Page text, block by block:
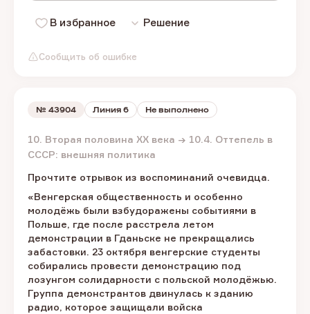
Сообщить об ошибке
В избранное Решение
№ 43904 Линия 6 Не выполнено
10. Вторая половина XX века → 10.4. Оттепель в
СССР: внешняя политика
Прочтите отрывок из воспоминаний очевидца.
«Венгерская общественность и особенно
молодёжь были взбудоражены событиями в
Польше, где после расстрела летом
демонстрации в Гданьске не прекращались
забастовки. 23 октября венгерские студенты
собирались провести демонстрацию под
лозунгом солидарности с польской молодёжью.
Группа демонстрантов двинулась к зданию
радио, которое защищали войска